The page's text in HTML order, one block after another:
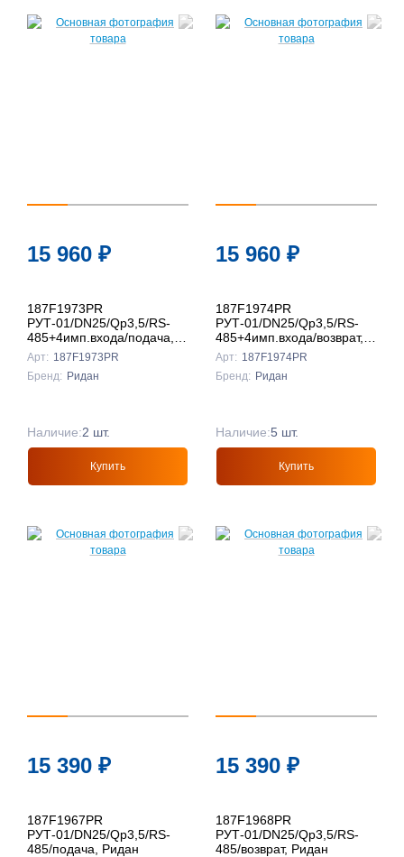
15 960 ₽
187F1973PR
РУТ-01/DN25/Qp3,5/RS-
485+4имп.входа/подача,
Ридан
Арт: 187F1973PR
Бренд: Ридан
Наличие:2 шт.
Купить
15 960 ₽
187F1974PR
РУТ-01/DN25/Qp3,5/RS-
485+4имп.входа/возврат,
Ридан
Арт: 187F1974PR
Бренд: Ридан
Наличие:5 шт.
Купить
15 390 ₽
187F1967PR
РУТ-01/DN25/Qp3,5/RS-
485/подача, Ридан
15 390 ₽
187F1968PR
РУТ-01/DN25/Qp3,5/RS-
485/возврат, Ридан